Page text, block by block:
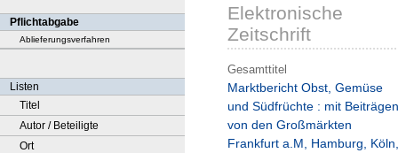
Pflichtabgabe
Ablieferungsverfahren
Listen
Titel
Autor / Beteiligte
Ort
Elektronische
Zeitschrift
Gesamttitel
Marktbericht Obst, Gemüse
und Südfrüchte : mit Beiträgen
von den Großmärkten
Frankfurt a.M, Hamburg, Köln,